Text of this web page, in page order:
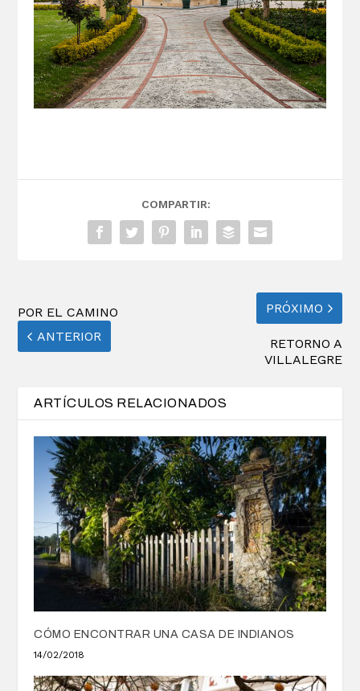
COMPARTIR:
POR EL CAMINO
ANTERIOR
PRÓXIMO
RETORNO A
VILLALEGRE
ARTÍCULOS RELACIONADOS
CÓMO ENCONTRAR UNA CASA DE INDIANOS
14/02/2018